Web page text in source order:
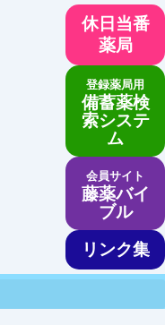
休日当番
薬局
登録薬局用
備蓄薬検
索システ
ム
会員サイト
藤薬バイ
ブル
リンク集